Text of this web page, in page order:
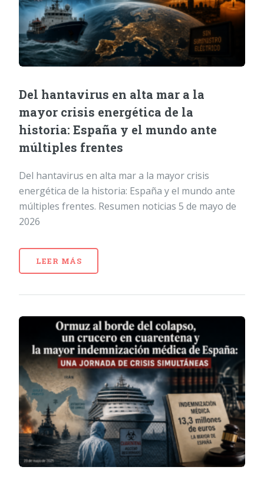
Del hantavirus en alta mar a la
mayor crisis energética de la
historia: España y el mundo ante
múltiples frentes
Del hantavirus en alta mar a la mayor crisis
energética de la historia: España y el mundo ante
múltiples frentes. Resumen noticias 5 de mayo de
2026
LEER MÁS